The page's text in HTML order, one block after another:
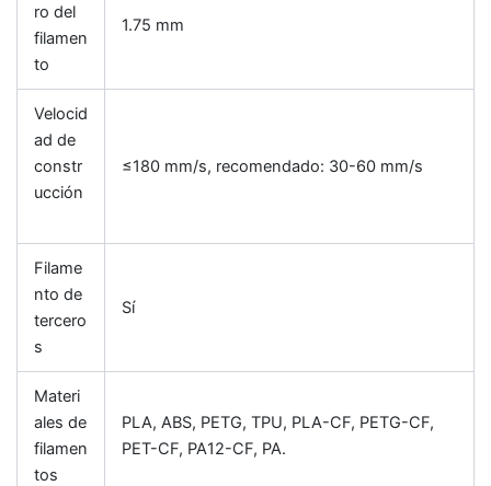
ro del
filamen
to
1.75 mm
Velocid
ad de
constr
ucción
≤180 mm/s, recomendado: 30-60 mm/s
Filame
nto de
tercero
s
Sí
Materi
ales de
filamen
tos
PLA, ABS, PETG, TPU, PLA-CF, PETG-CF,
PET-CF, PA12-CF, PA.